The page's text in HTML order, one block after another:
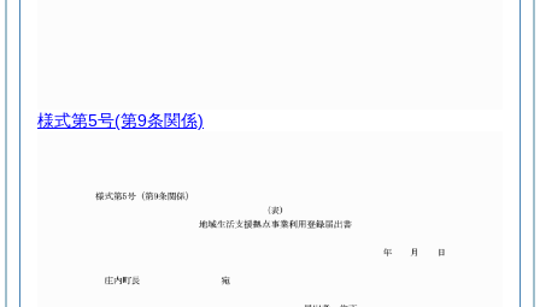
様式第5号(第9条関係)